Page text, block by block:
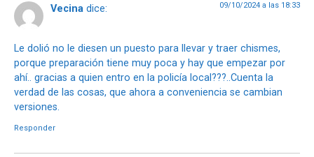
Vecina dice: 09/10/2024 a las 18:33
Le dolió no le diesen un puesto para llevar y traer chismes,
porque preparación tiene muy poca y hay que empezar por
ahí.. gracias a quien entro en la policía local???..Cuenta la
verdad de las cosas, que ahora a conveniencia se cambian
versiones.
Responder